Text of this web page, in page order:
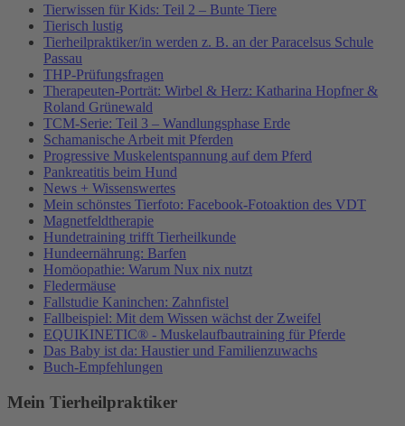
Tierwissen für Kids: Teil 2 – Bunte Tiere
Tierisch lustig
Tierheilpraktiker/in werden z. B. an der Paracelsus Schule
Passau
THP-Prüfungsfragen
Therapeuten-Porträt: Wirbel & Herz: Katharina Hopfner &
Roland Grünewald
TCM-Serie: Teil 3 – Wandlungsphase Erde
Schamanische Arbeit mit Pferden
Progressive Muskelentspannung auf dem Pferd
Pankreatitis beim Hund
News + Wissenswertes
Mein schönstes Tierfoto: Facebook-Fotoaktion des VDT
Magnetfeldtherapie
Hundetraining trifft Tierheilkunde
Hundeernährung: Barfen
Homöopathie: Warum Nux nix nutzt
Fledermäuse
Fallstudie Kaninchen: Zahnfistel
Fallbeispiel: Mit dem Wissen wächst der Zweifel
EQUIKINETIC® - Muskelaufbautraining für Pferde
Das Baby ist da: Haustier und Familienzuwachs
Buch-Empfehlungen
Mein Tierheilpraktiker